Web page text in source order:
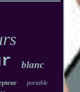
blanc
portable